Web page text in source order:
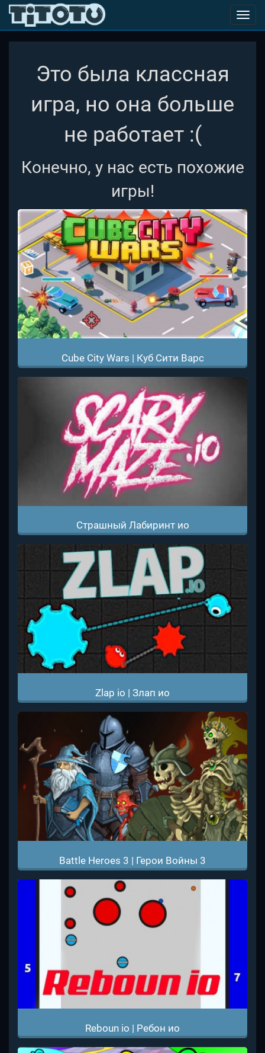
Это была классная
игра, но она больше
не работает :(
Конечно, у нас есть похожие
игры!
Cube City Wars | Куб Сити Варс
Страшный Лабиринт ио
Zlap io | Злап ио
Battle Heroes 3 | Герои Войны 3
Reboun io | Ребон ио